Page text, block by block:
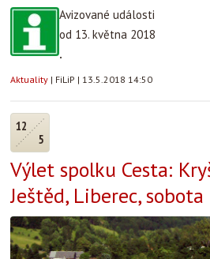
Avizované události
od 13. května 2018
.
Aktuality | FiLiP | 13.5.2018 14:50
12
5
Výlet spolku Cesta:
Ještěd, Liberec, sobota